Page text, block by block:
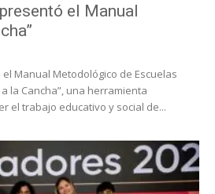
el Manual
Manual Metodológico de Escuelas
la Cancha”, una herramienta
el trabajo educativo y social de...